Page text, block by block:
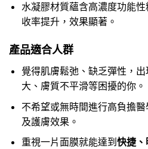
水凝膠材質蘊含高濃度功能
收率提升，效果顯著。
產品適合人群
覺得肌膚鬆弛、缺乏彈性，
大、膚質不平滑等困擾的你。
不希望或無時間進行高負擔
及護膚效果。
重視一片面膜就能達到 快捷